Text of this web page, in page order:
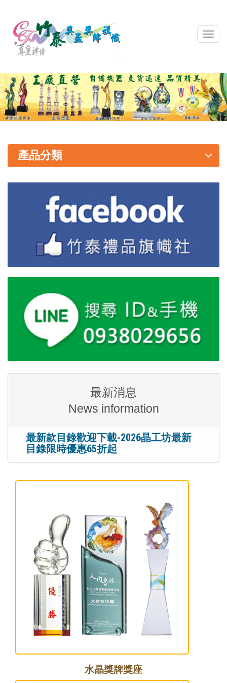
導
覽
關
產品分類
最新消息
News information
最新款目錄歡迎下載-2026晶工坊最新
目錄限時優惠65折起
水晶獎牌獎座